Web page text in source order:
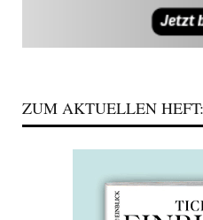
ZUM AKTUELLEN HEFT: